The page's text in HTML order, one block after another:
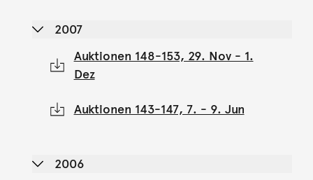
2007
Auktionen 148-153, 29. Nov - 1.
Dez
Auktionen 143-147, 7. - 9. Jun
2006